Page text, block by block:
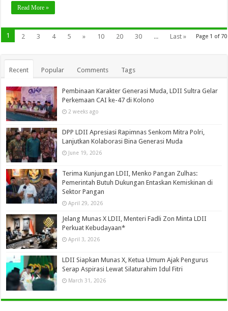
Read More »
Page 1 of 70
1 2 3 4 5 » 10 20 30 ... Last »
Recent Popular Comments Tags
Pembinaan Karakter Generasi Muda, LDII Sultra Gelar
Perkemaan CAI ke-47 di Kolono
2 weeks ago
DPP LDII Apresiasi Rapimnas Senkom Mitra Polri,
Lanjutkan Kolaborasi Bina Generasi Muda
June 19, 2026
Terima Kunjungan LDII, Menko Pangan Zulhas:
Pemerintah Butuh Dukungan Entaskan Kemiskinan di
Sektor Pangan
April 29, 2026
Jelang Munas X LDII, Menteri Fadli Zon Minta LDII
Perkuat Kebudayaan*
April 3, 2026
LDII Siapkan Munas X, Ketua Umum Ajak Pengurus
Serap Aspirasi Lewat Silaturahim Idul Fitri
March 31, 2026